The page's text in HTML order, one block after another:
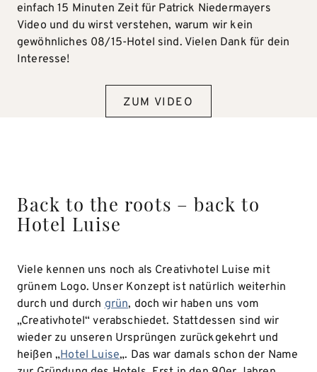
einfach 15 Minuten Zeit für Patrick Niedermayers
Video und du wirst verstehen, warum wir kein
gewöhnliches 08/15-Hotel sind. Vielen Dank für dein
Interesse!
ZUM VIDEO
Back to the roots – back to
Hotel Luise
Viele kennen uns noch als Creativhotel Luise mit
grünem Logo. Unser Konzept ist natürlich weiterhin
durch und durchgrün, doch wir haben uns vom
„Creativhotel“ verabschiedet. Stattdessen sind wir
wieder zu unseren Ursprüngen zurückgekehrt und
heißen „Hotel Luise„. Das war damals schon der Name